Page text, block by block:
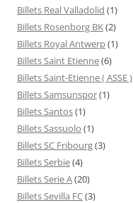
Billets Real Valladolid (1)
Billets Rosenborg BK(2)
Billets Royal Antwerp(1)
Billets Saint Etienne(6)
Billets Saint-Etienne ( ASSE )
Billets Samsunspor(1)
Billets Santos(1)
Billets Sassuolo (1)
Billets SC Fribourg(3)
Billets Serbie(4)
Billets Serie A(20)
Billets Sevilla FC(3)